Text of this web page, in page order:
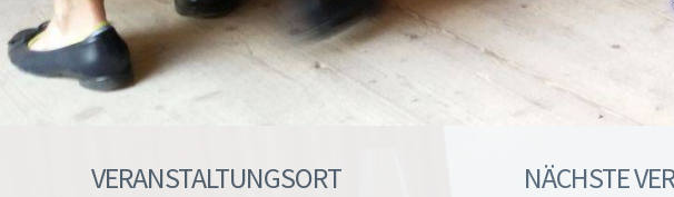
VERANSTALTUNGSORT NÄCHSTE